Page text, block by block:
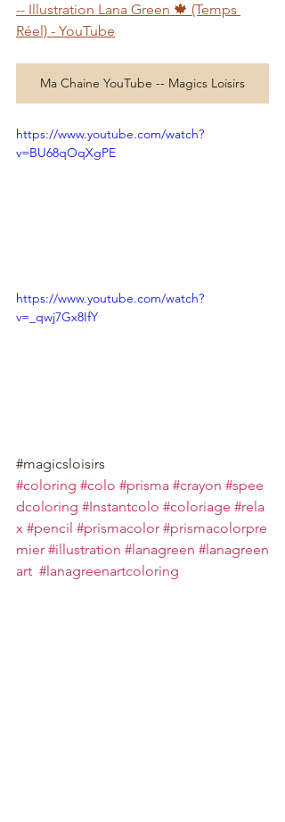
-- Illustration Lana Green 🍁 (Temps
Réel) - YouTube
Ma Chaine YouTube -- Magics Loisirs
https://www.youtube.com/watch?
v=BU68qOqXgPE
https://www.youtube.com/watch?
v=_qwj7Gx8IfY
#magicsloisirs
#coloring #colo #prisma #crayon #spee
dcoloring #Instantcolo #coloriage #rela
x #pencil #prismacolor #prismacolorpre
mier #illustration #lanagreen #lanagreen
art #lanagreenartcoloring